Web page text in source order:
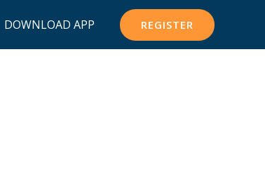
DOWNLOAD APP REGISTER